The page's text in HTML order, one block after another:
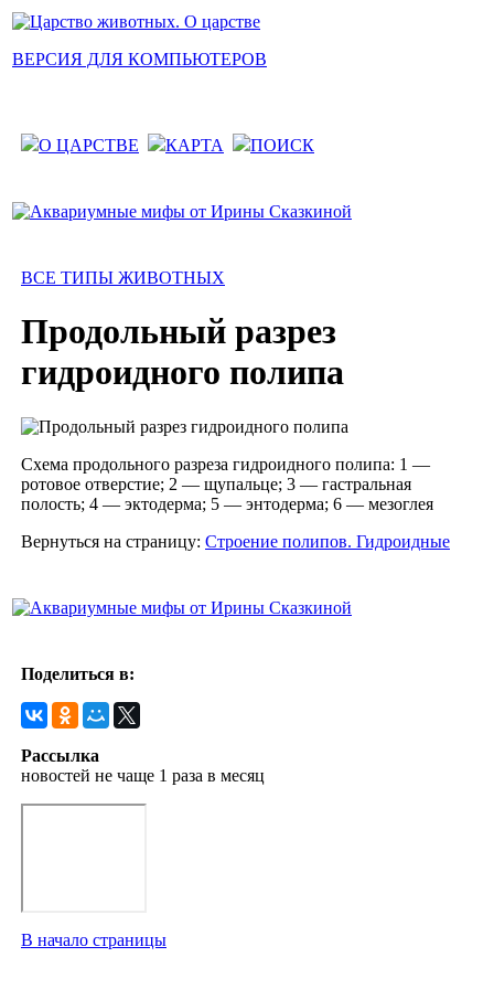
ВЕРСИЯ ДЛЯ КОМПЬЮТЕРОВ
О ЦАРСТВЕ КАРТА ПОИСК
ВСЕ ТИПЫ ЖИВОТНЫХ
Продольный разрез
гидроидного полипа
Схема продольного разреза гидроидного полипа: 1 —
ротовое отверстие; 2 — щупальце; 3 — гастральная
полость; 4 — эктодерма; 5 — энтодерма; 6 — мезоглея
Вернуться на страницу: Строение полипов. Гидроидные
Поделиться в:
Рассылка
новостей не чаще 1 раза в месяц
В начало страницы